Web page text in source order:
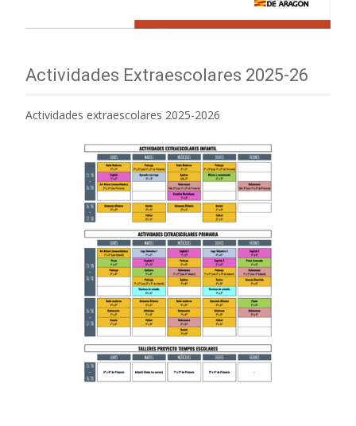
Actividades Extraescolares 2025-26
Actividades extraescolares 2025-2026